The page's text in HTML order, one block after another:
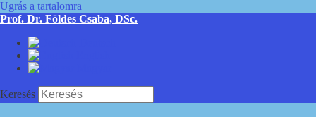
Ugrás a tartalomra
Prof. Dr. Földes Csaba, DSc.
Keresés